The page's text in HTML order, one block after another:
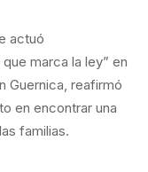
actuó
marca la ley” en
Guernica, reafirmó
en encontrar una
familias.